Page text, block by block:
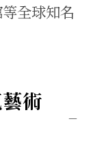
全球知名
術